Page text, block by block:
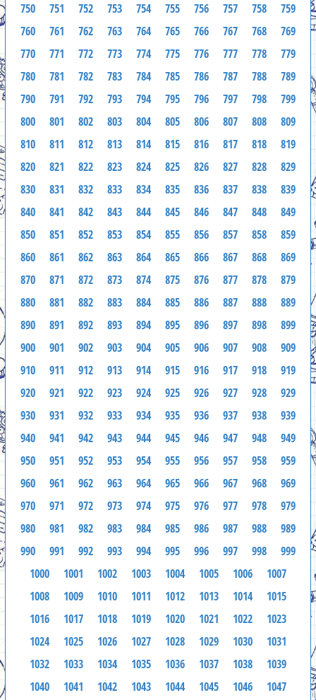
750
751 752 753 754 755 756 757 758
759
760
761 762 763 764 765 766 767 768
769
770
771 772 773 774 775 776 777 778
779
780
781 782 783 784 785 786 787 788
789
790
791 792 793 794 795 796 797 798
799
800
801 802 803 804 805 806 807 808
809
810
811 812 813 814 815 816 817 818
819
820
821 822 823 824 825 826 827 828
829
830
831 832 833 834 835 836 837 838
839
840
841 842 843 844 845 846 847 848
849
850
851 852 853 854 855 856 857 858
859
860
861 862 863 864 865 866 867 868
869
870
871 872 873 874 875 876 877 878
879
880
881 882 883 884 885 886 887 888
889
890
891 892 893 894 895 896 897 898
899
900
901 902 903 904 905 906 907 908
909
910
911 912 913 914 915 916 917 918
919
920
921 922 923 924 925 926 927 928
929
930
931 932 933 934 935 936 937 938
939
940
941 942 943 944 945 946 947 948
949
950
951 952 953 954 955 956 957 958
959
960
961 962 963 964 965 966 967 968
969
970
971 972 973 974 975 976 977 978
979
980
981 982 983 984 985 986 987 988
989
990
991 992 993 994 995 996 997 998
999
1000
1001 1002 1003 1004 1005 1006
1007
1008
1009 1010 1011 1012 1013 1014
1015
1016
1017 1018 1019 1020 1021 1022
1023
1024
1025 1026 1027 1028 1029 1030
1031
1032
1033 1034 1035 1036 1037 1038
1039
1040
1041 1042 1043 1044 1045 1046
1047